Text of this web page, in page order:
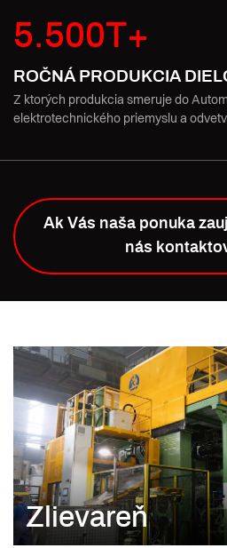
5.500T+
ROČNÁ PRODUKCIA
Z ktorých produkcia smeruje do
elektrotechnického priemyslu a
Ak Vás naša ponuka
nás
Zlievareň